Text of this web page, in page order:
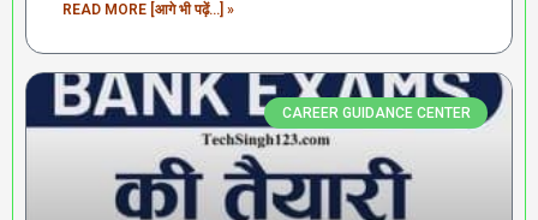
READ MORE [आगे भी पढ़ें...] »
CAREER GUIDANCE CENTER